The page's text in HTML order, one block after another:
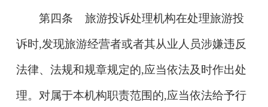
第四条 旅游投诉处理机构在处理旅游投
诉时,发现旅游经营者或者其从业人员涉嫌违反
法律、法规和规章规定的,应当依法及时作出处
理。对属于本机构职责范围的,应当依法给予行